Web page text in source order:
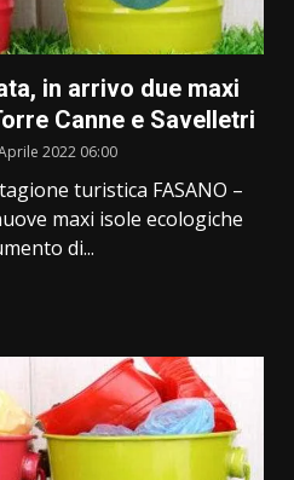
in arrivo due maxi
Canne e Savelletri
2022 06:00
turistica FASANO –
maxi isole ecologiche
di...